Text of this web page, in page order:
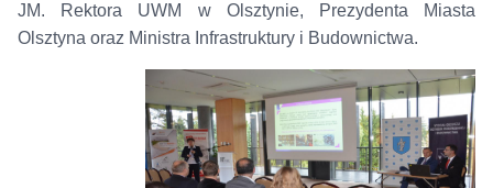
JM. Rektora UWM w Olsztynie, Prezydenta Miasta
Olsztyna oraz Ministra Infrastruktury i Budownictwa.